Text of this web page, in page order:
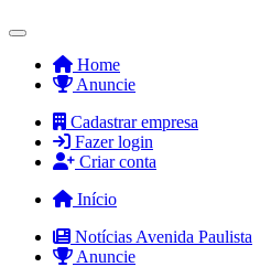
Home
Anuncie
Cadastrar empresa
Fazer login
Criar conta
Início
Notícias Avenida Paulista
Anuncie